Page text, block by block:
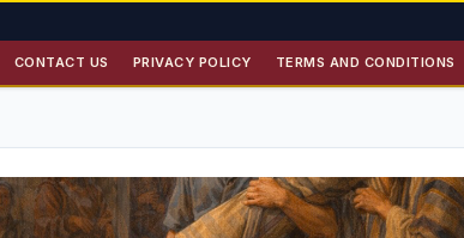
CONTACT US PRIVACY POLICY TERMS AND CONDITIONS